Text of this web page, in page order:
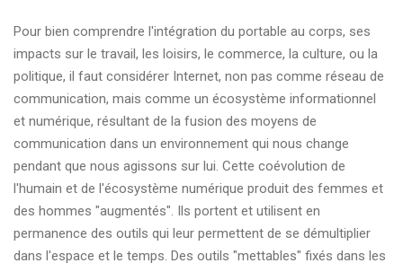
Pour bien comprendre l'intégration du portable au corps, ses
impacts sur le travail, les loisirs, le commerce, la culture, ou la
politique, il faut considérer Internet, non pas comme réseau de
communication, mais comme un écosystème informationnel
et numérique, résultant de la fusion des moyens de
communication dans un environnement qui nous change
pendant que nous agissons sur lui. Cette coévolution de
l'humain et de l'écosystème numérique produit des femmes et
des hommes "augmentés". Ils portent et utilisent en
permanence des outils qui leur permettent de se démultiplier
dans l'espace et le temps. Des outils "mettables" fixés dans les